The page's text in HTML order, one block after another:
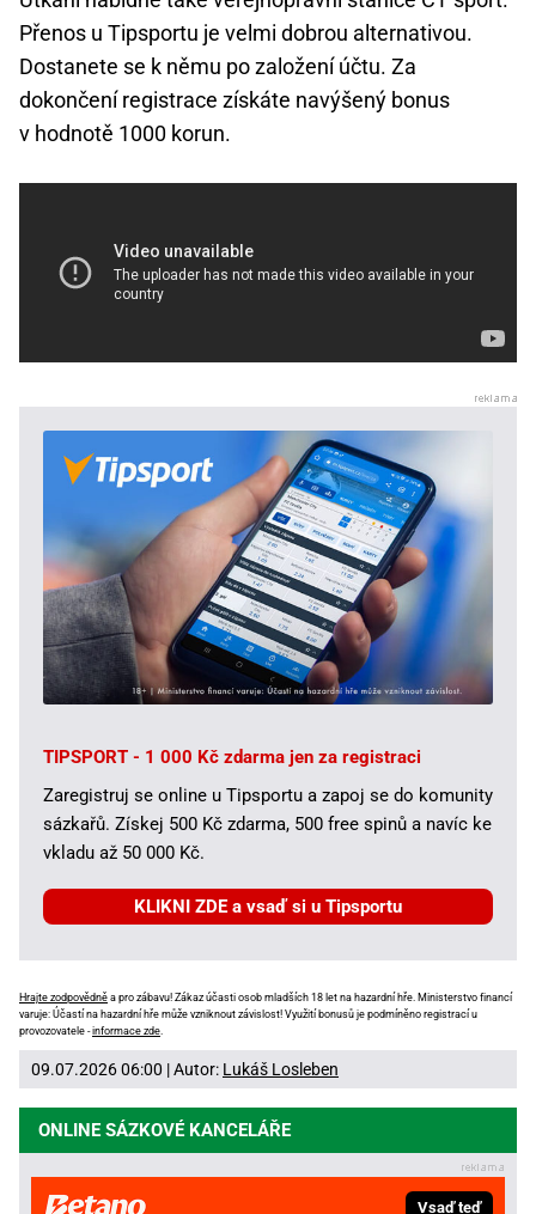
Přenos u Tipsportu je velmi dobrou alternativou.
Dostanete se k němu po založení účtu. Za
dokončení registrace získáte navýšený bonus
v hodnotě 1000 korun.
TIPSPORT - 1 000 Kč zdarma jen za registraci
Zaregistruj se online u Tipsportu a zapoj se do komunity
sázkařů. Získej 500 Kč zdarma, 500 free spinů a navíc ke
vkladu až 50 000 Kč.
KLIKNI ZDE a vsaď si u Tipsportu
Hrajte zodpovědně a pro zábavu! Zákaz účasti osob mladších 18 let na hazardní hře. Ministerstvo financí
varuje: Účastí na hazardní hře může vzniknout závislost! Využití bonusů je podmíněno registrací u
provozovatele -informace zde.
09.07.2026 06:00 | Autor: Lukáš Losleben
ONLINE SÁZKOVÉ KANCELÁŘE
Vsaď teď